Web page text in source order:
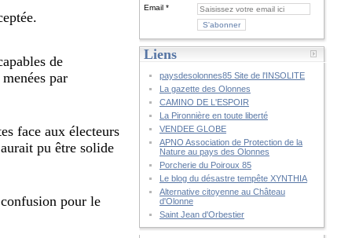
de
par
face aux électeurs
pu être solide
pour le
Email
Liens
paysdesolonnes85 Site de l'INSOLITE
La gazette des Olonnes
CAMINO DE L'ESPOIR
La Pironnière en toute liberté
VENDEE GLOBE
APNO Association de Protection de la
Nature au pays des Olonnes
Porcherie du Poiroux 85
Le blog du désastre tempête XYNTHIA
Alternative citoyenne au Château
d'Olonne
Saint Jean d'Orbestier